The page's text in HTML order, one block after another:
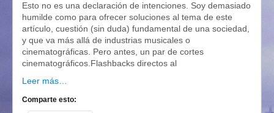
Esto no es una declaración de intenciones. Soy demasiado
humilde como para ofrecer soluciones al tema de este
artículo, cuestión (sin duda) fundamental de una sociedad,
y que va más allá de industrias musicales o
cinematográficas. Pero antes, un par de cortes
cinematográficos.Flashbacks directos al
Leer más…
Comparte esto: